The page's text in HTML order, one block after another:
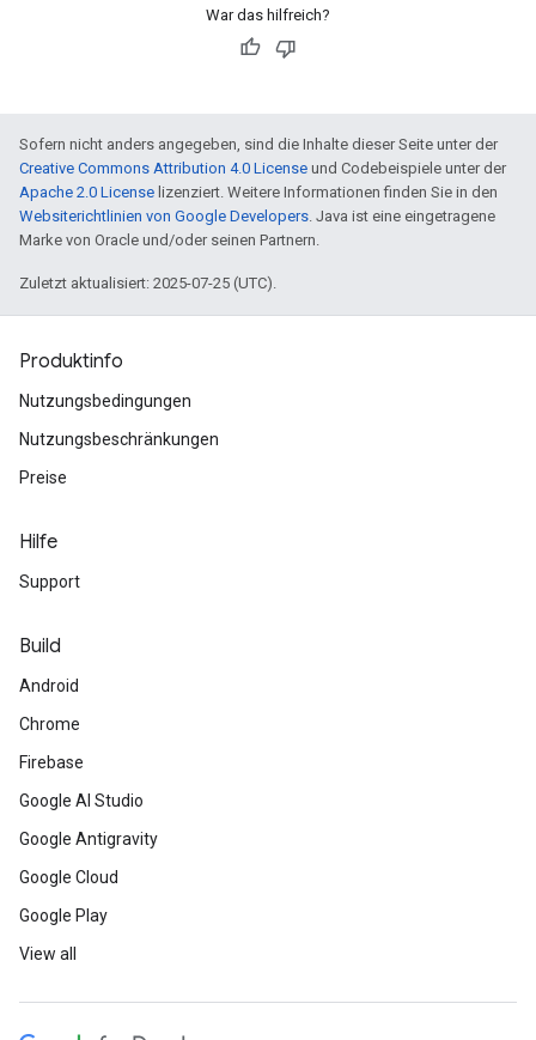
War das hilfreich?
Sofern nicht anders angegeben, sind die Inhalte dieser Seite unter der
Creative Commons Attribution 4.0 License und Codebeispiele unter der
Apache 2.0 License lizenziert. Weitere Informationen finden Sie in den
Websiterichtlinien von Google Developers. Java ist eine eingetragene
Marke von Oracle und/oder seinen Partnern.
Zuletzt aktualisiert: 2025-07-25 (UTC).
Produktinfo
Nutzungsbedingungen
Nutzungsbeschränkungen
Preise
Hilfe
Support
Build
Android
Chrome
Firebase
Google AI Studio
Google Antigravity
Google Cloud
Google Play
View all